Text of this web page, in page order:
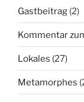
Gastbeitrag (2)
Kommentar
Lokales (27)
Metamorphes